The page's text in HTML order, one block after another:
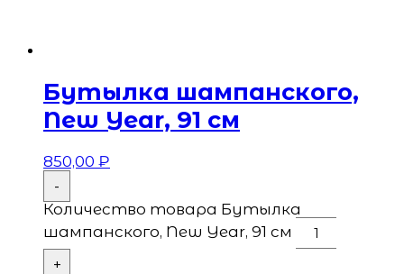
Бутылка шампанского,
New Year, 91 см
850,00 ₽
-
Количество товара Бутылка
шампанского, New Year, 91 см
+